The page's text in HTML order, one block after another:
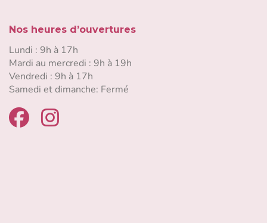
Nos heures d’ouvertures
Lundi : 9h à 17h
Mardi au mercredi : 9h à 19h
Vendredi : 9h à 17h
Samedi et dimanche: Fermé